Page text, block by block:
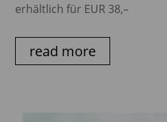
erhältlich für EUR 38,–
read more